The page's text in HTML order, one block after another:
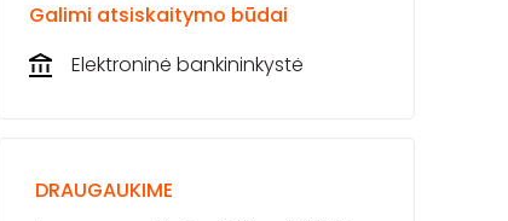
Galimi atsiskaitymo būdai
Elektroninė bankininkystė
DRAUGAUKIME